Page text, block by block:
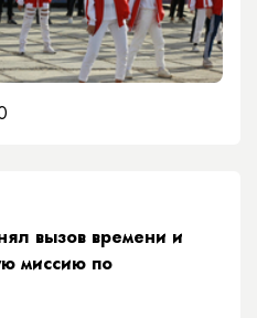
вызов времени и
миссию по